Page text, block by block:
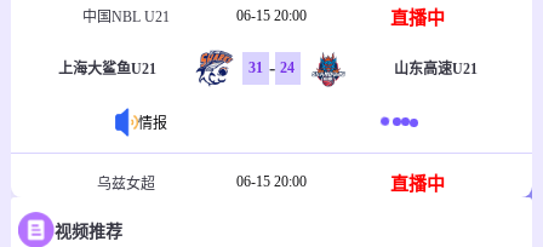
中国NBL U21 06-15 20:00 直播中
上海大鲨鱼U21 31 - 24 山东高速U21
情报
乌兹女超 06-15 20:00 直播中
塔什干火车头女足
视频推荐